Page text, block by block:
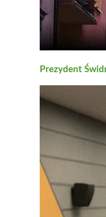
Prezydent